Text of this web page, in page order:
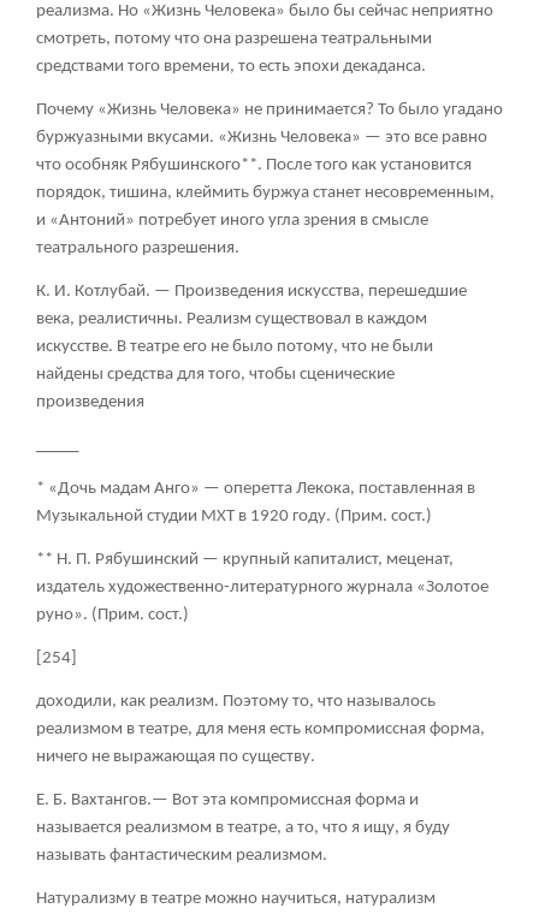
реализма. Но «Жизнь Человека» было бы сейчас неприятно
смотреть, потому что она разрешена театральными
средствами того времени, то есть эпохи декаданса.
Почему «Жизнь Человека» не принимается? То было угадано
буржуазными вкусами. «Жизнь Человека» — это все равно
что особняк Рябушинского**. После того как установится
порядок, тишина, клеймить буржуа станет несовременным,
и «Антоний» потребует иного угла зрения в смысле
театрального разрешения.
К. И. Котлубай. — Произведения искусства, перешедшие
века, реалистичны. Реализм существовал в каждом
искусстве. В театре его не было потому, что не были
найдены средства для того, чтобы сценические
произведения
* «Дочь мадам Анго» — оперетта Лекока, поставленная в
Музыкальной студии МХТ в 1920 году. (Прим. сост.)
** Н. П. Рябушинский — крупный капиталист, меценат,
издатель художественно-литературного журнала «Золотое
руно». (Прим. сост.)
[254]
доходили, как реализм. Поэтому то, что называлось
реализмом в театре, для меня есть компромиссная форма,
ничего не выражающая по существу.
Е. Б. Вахтангов.— Вот эта компромиссная форма и
называется реализмом в театре, а то, что я ищу, я буду
называть фантастическим реализмом.
Натурализму в театре можно научиться, натурализм